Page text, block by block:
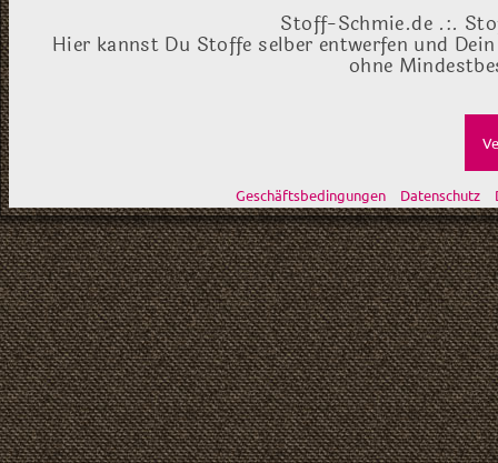
Stoff-Schmie.de .:.
Hier kannst Du Stoffe selber entwerfen und
ohne
Geschäftsbedingungen Datenschutz